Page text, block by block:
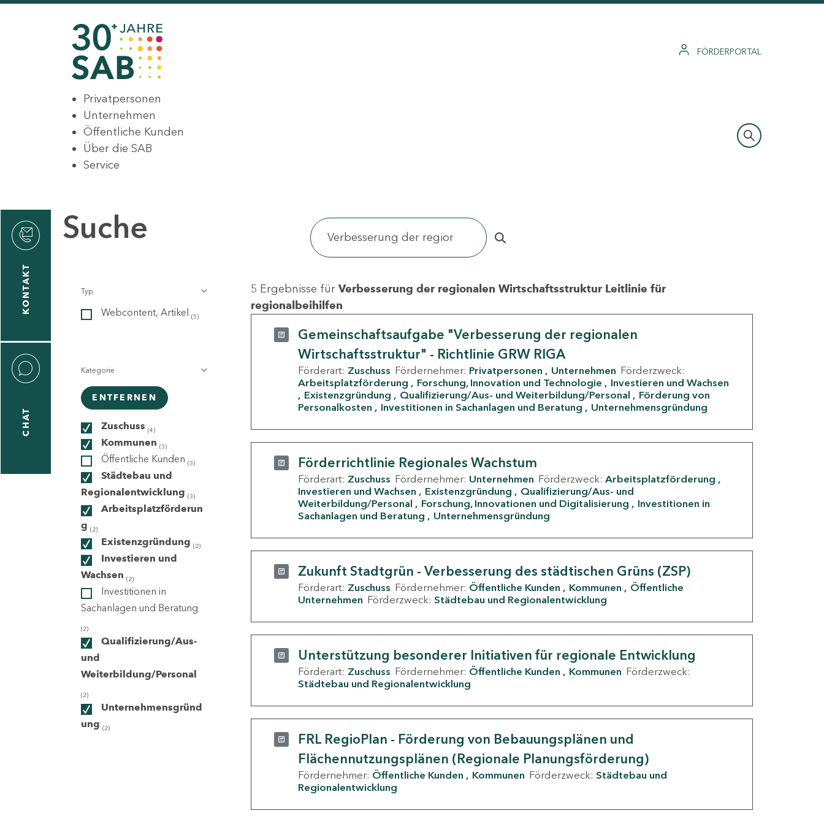
FÖRDERPORTAL
Privatpersonen
Unternehmen
Öffentliche Kunden
Über die SAB
Service
KONTAKT
CHAT
Suche
Typ
Webcontent, Artikel (5)
Kategorie
ENTFERNEN
Zuschuss (4)
Kommunen (3)
Öffentliche Kunden (3)
Städtebau und
Regionalentwicklung (3)
Arbeitsplatzförderun
g (2)
Existenzgründung (2)
Investieren und
Wachsen (2)
Investitionen in
Sachanlagen und Beratung
(2)
Qualifizierung/Aus-
und
Weiterbildung/Personal
(2)
Unternehmensgründ
ung (2)
5 Ergebnisse für Verbesserung der regionalen Wirtschaftsstruktur Leitlinie für
regionalbeihilfen
Gemeinschaftsaufgabe "Verbesserung der regionalen
Wirtschaftsstruktur" - Richtlinie GRW RIGA
Förderart: Zuschuss Fördernehmer: Privatpersonen Unternehmen Förderzweck:
Arbeitsplatzförderung
Forschung, Innovation und Technologie
Investieren und Wachsen
Existenzgründung
Qualifizierung/Aus- und Weiterbildung/Personal
Förderung von
Personalkosten
Investitionen in Sachanlagen und Beratung Unternehmensgründung
Förderrichtlinie Regionales Wachstum
Förderart: Zuschuss Fördernehmer: Unternehmen Förderzweck: Arbeitsplatzförderung
Investieren und Wachsen
Existenzgründung
Qualifizierung/Aus- und
Weiterbildung/Personal
Forschung, Innovationen und Digitalisierung
Investitionen in
Sachanlagen und Beratung
Unternehmensgründung
Zukunft Stadtgrün - Verbesserung des städtischen Grüns (ZSP)
Förderart: Zuschuss Fördernehmer: Öffentliche Kunden Kommunen
Öffentliche
Unternehmen Förderzweck: Städtebau und Regionalentwicklung
Unterstützung besonderer Initiativen für regionale Entwicklung
Förderart: Zuschuss Fördernehmer: Öffentliche Kunden Kommunen Förderzweck:
Städtebau und Regionalentwicklung
FRL RegioPlan - Förderung von Bebauungsplänen und
Flächennutzungsplänen (Regionale Planungsförderung)
Fördernehmer: Öffentliche Kunden Kommunen Förderzweck: Städtebau und
Regionalentwicklung